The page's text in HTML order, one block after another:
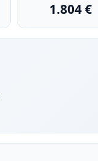
1.804 €